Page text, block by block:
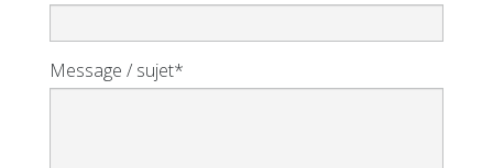
Message / sujet*